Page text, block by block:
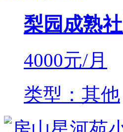
梨园成熟
4000元/月
类型：其他